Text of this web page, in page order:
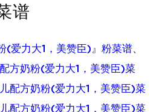
谱
(爱力大1，美赞臣)』粉菜谱、
方奶粉(爱力大1，美赞臣)菜
配方奶粉(爱力大1，美赞臣)菜
配方奶粉(爱力大1，美赞臣)菜